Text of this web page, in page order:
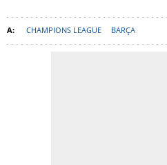
CHAMPIONS LEAGUE BARÇA